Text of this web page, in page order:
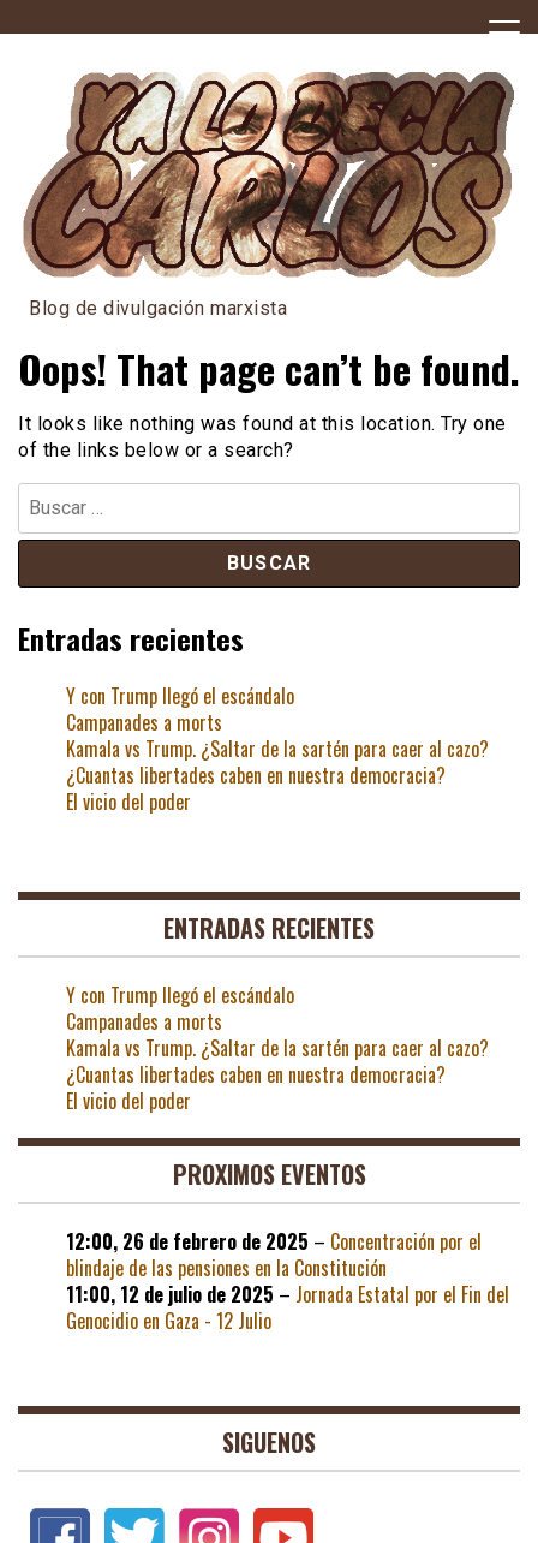
to
Blog de divulgación marxista
Oops! That page can’t be found.
It looks like nothing was found at this location. Try one
of the links below or a search?
Buscar:
Entradas recientes
Y con Trump llegó el escándalo
Campanades a morts
Kamala vs Trump. ¿Saltar de la sartén para caer al cazo?
¿Cuantas libertades caben en nuestra democracia?
El vicio del poder
ENTRADAS RECIENTES
Y con Trump llegó el escándalo
Campanades a morts
Kamala vs Trump. ¿Saltar de la sartén para caer al cazo?
¿Cuantas libertades caben en nuestra democracia?
El vicio del poder
PROXIMOS EVENTOS
12:00, 26 de febrero de 2025 – Concentración por el
blindaje de las pensiones en la Constitución
11:00, 12 de julio de 2025 – Jornada Estatal por el Fin del
Genocidio en Gaza - 12 Julio
SIGUENOS